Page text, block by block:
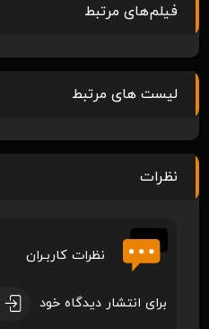
فیلم‌های مرتبط
لیست های مرتبط
نظرات
نظرات کاربـران
برای انتشار دیدگاه خود